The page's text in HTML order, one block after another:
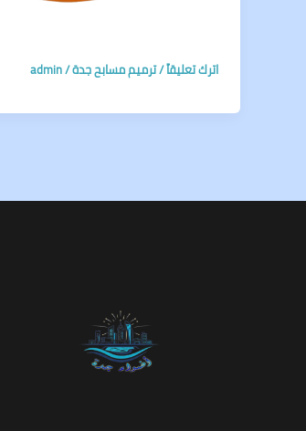
اترك تعليقاً/ترميم مسابح جدة/
admin